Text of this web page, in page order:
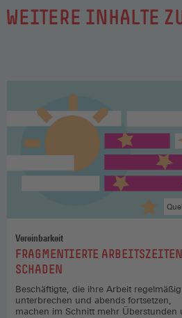
WEITERE INHALTE
Vereinbarkeit
:FRAGMENTIERTE ARBEITSZEITEN
SCHADEN
Beschäftigte, die ihre Arbeit regelmäßig
unterbrechen und abends fortsetzen,
machen im Schnitt mehr Überstunden